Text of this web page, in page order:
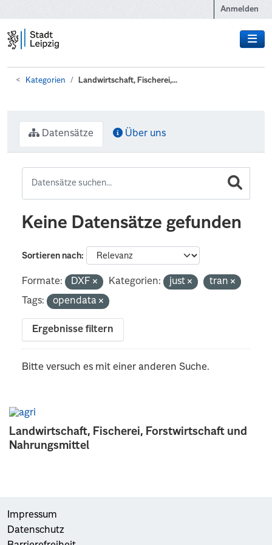
Anmelden
Kategorien Landwirtschaft, Fischerei,...
Landwirtschaft, Fischerei, Forstwirtschaft und
Nahrungsmittel
Datensätze Über uns
Keine Datensätze gefunden
Sortieren nach
Formate: DXF Kategorien: just
tran
Tags:
opendata
Ergebnisse filtern
Bitte versuch es mit einer anderen Suche.
Impressum
Datenschutz